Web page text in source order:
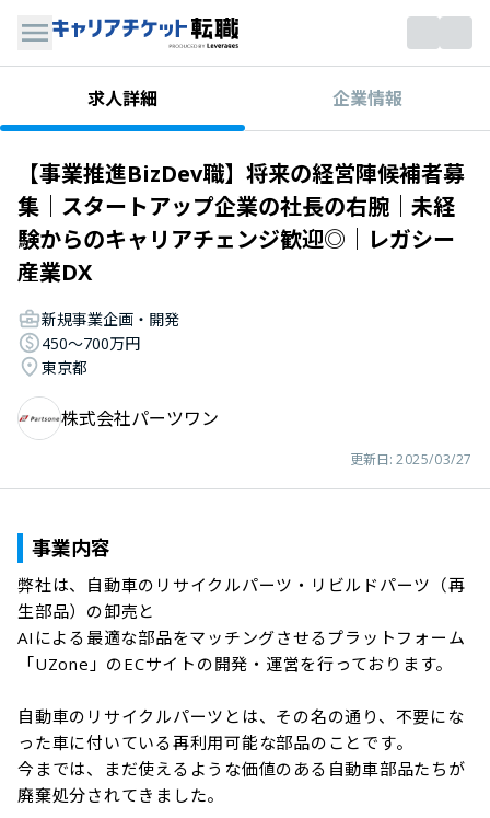
求人詳細 企業情報
【事業推進BizDev職】将来の経営陣候補者募
集｜スタートアップ企業の社長の右腕｜未経
験からのキャリアチェンジ歓迎◎｜レガシー
産業DX
新規事業企画・開発
450〜700万円
東京都
株式会社パーツワン
更新日: 2025/03/27
事業内容
弊社は、自動車のリサイクルパーツ・リビルドパーツ（再
生部品）の卸売と
AIによる最適な部品をマッチングさせるプラットフォーム
「UZone」のECサイトの開発・運営を行っております。
自動車のリサイクルパーツとは、その名の通り、不要にな
った車に付いている再利用可能な部品のことです。
今までは、まだ使えるような価値のある自動車部品たちが
廃棄処分されてきました。